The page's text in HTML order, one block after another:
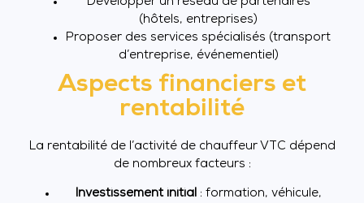
(hôtels, entreprises)
Proposer des services spécialisés (transport
d’entreprise, événementiel)
Aspects financiers et
rentabilité
La rentabilité de l’activité de chauffeur VTC dépend
de nombreux facteurs :
Investissement initial: formation, véhicule,